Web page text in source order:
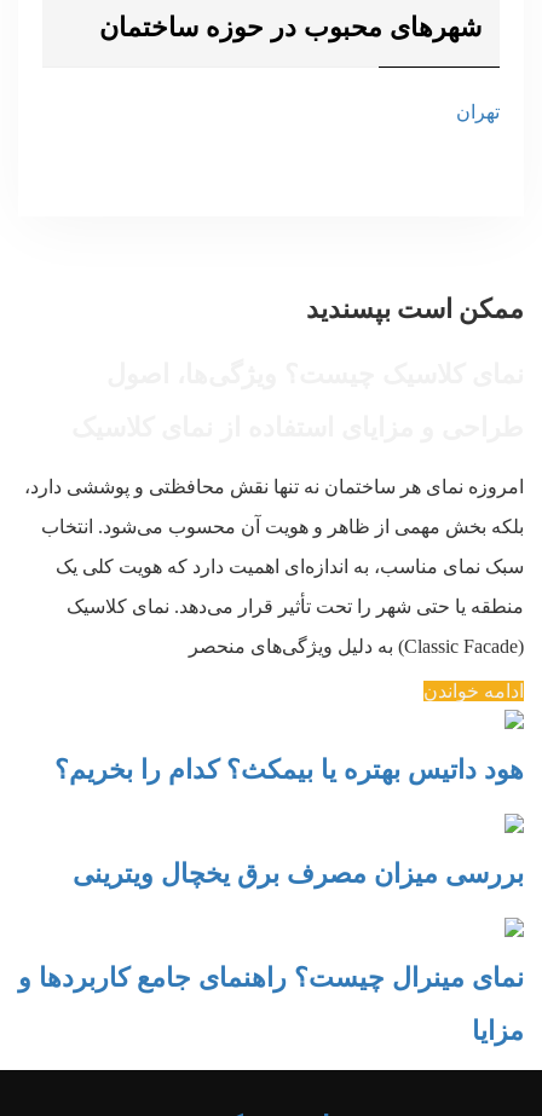
شهرهای محبوب در حوزه ساختمان
تهران
ممکن است بپسندید
امروزه نمای هر ساختمان نه تنها نقش محافظتی و پوششی دارد،
بلکه بخش مهمی از ظاهر و هویت آن محسوب می‌شود. انتخاب
سبک نمای مناسب، به اندازه‌ای اهمیت دارد که هویت کلی یک
منطقه یا حتی شهر را تحت تأثیر قرار می‌دهد. نمای کلاسیک
(Classic Facade) به دلیل ویژگی‌های منحصر
ادامه خواندن
هود داتیس بهتره یا بیمکث؟ کدام را بخریم؟
بررسی میزان مصرف برق یخچال ویترینی
نمای مینرال چیست؟ راهنمای جامع کاربردها و
مزایا